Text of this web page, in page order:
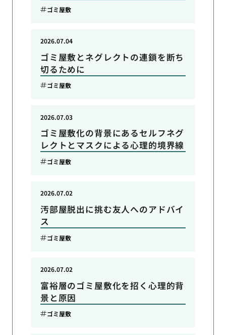
ゴミ屋敷
ゴミ屋敷とネグレクトの連鎖を断ち
切るために
2026.07.04
ゴミ屋敷
ゴミ屋敷化の背景にあるセルフネグ
レクトとマスクによる心理的境界線
2026.07.03
ゴミ屋敷
汚部屋脱出に挑む友人へのアドバイ
ス
2026.07.02
ゴミ屋敷
富裕層のゴミ屋敷化を招く心理的背
景と原因
2026.07.02
ゴミ屋敷